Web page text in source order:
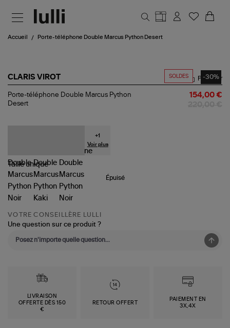
Accueil Porte-téléphone Double Marcus Python Desert
SOLDES -30%
CLARIS VIROT
Porte-
téléphone
Partager
Porte-téléphone Double Marcus Python
Desert
154,00 €
+1
Voir plus
Tailleunique
Épuisé
VOTRE CONSEILLÈRE LULLI
Une question sur ce produit ?
LIVRAISON
OFFERTE DÈS 150
€
RETOUR OFFERT
PAIEMENT EN
3X,4X